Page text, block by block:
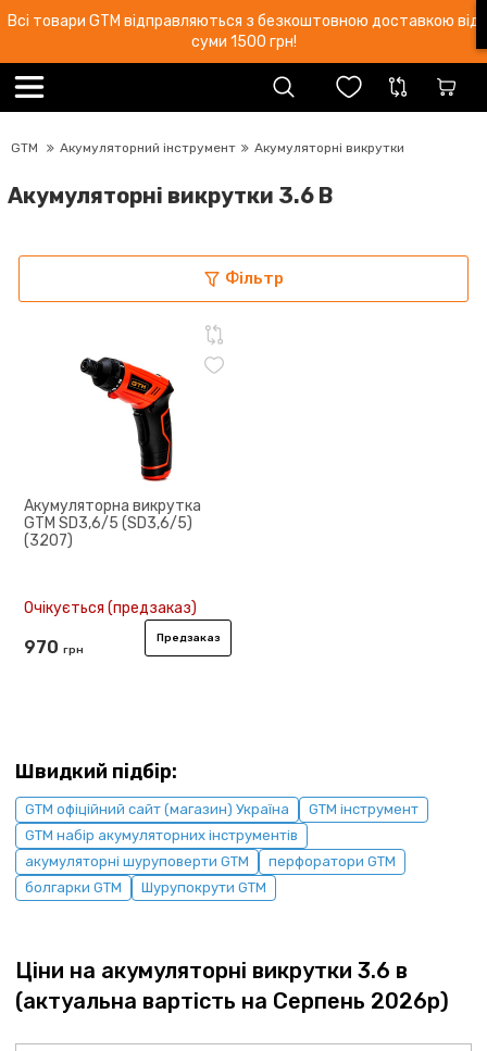
Всі товари GTM відправляються з безкоштовною доставкою від
суми 1500 грн!
GTM Акумуляторний інструмент Акумуляторні викрутки
Акумуляторні викрутки 3.6 В
Фільтр
Акумуляторна викрутка
GTM SD3,6/5 (SD3,6/5)
(3207)
Очікується (предзаказ)
970 грн
Предзаказ
Швидкий підбір:
GTM офіційний сайт (магазин) Україна
GTM інструмент
GTM набір акумуляторних інструментів
акумуляторні шуруповерти GTM
перфоратори GTM
болгарки GTM
Шурупокрути GTM
Ціни на акумуляторні викрутки 3.6 в
(актуальна вартість на Серпень 2026р)